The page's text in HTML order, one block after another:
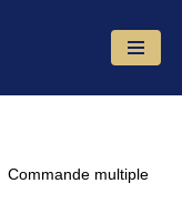
Commande multiple